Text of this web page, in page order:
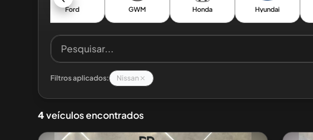
Ford GWM Honda Hyundai
Filtros aplicados: Nissan
4veículos encontrados